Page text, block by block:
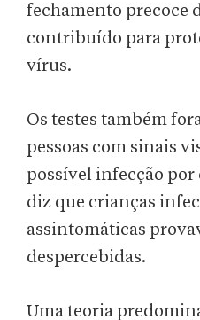
fechamento precoce
contribuído para
vírus.
Os testes também
pessoas com sinais
possível infecção por
diz que crianças
assintomáticas
despercebidas.
Uma teoria